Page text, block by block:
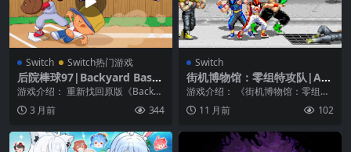
Switch Switch热门游戏
后院棒球97|Backyard Base
ball ’97
游戏介绍： 重新找回原版《Backya
rd Baseball 1997》的乐趣，...
3 月前 344
Switch
街机博物馆：零组特攻队|Arc
ade Archives: Zero Team
游戏介绍： 《街机博物馆：零组特
攻队》是卡普空在93年出的一款相
当成功的动作游戏...
11 月前 102